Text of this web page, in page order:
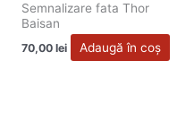
Semnalizare fata Thor
Baisan
70,00 lei Adaugă în coș